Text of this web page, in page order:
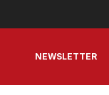
NEWSLETTER